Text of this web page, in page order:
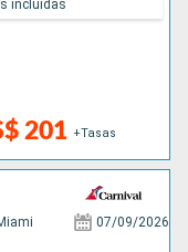
201 +Tasas
incluidas
07/09/2026